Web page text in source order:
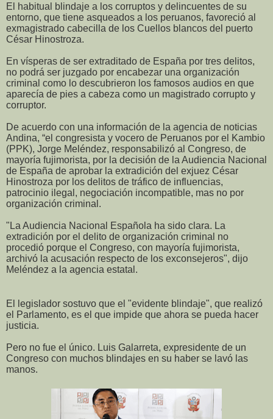
El habitual blindaje a los corruptos y delincuentes de su
entorno, que tiene asqueados a los peruanos, favoreció al
exmagistrado cabecilla de los Cuellos blancos del puerto
César Hinostroza.
En vísperas de ser extraditado de España por tres delitos,
no podrá ser juzgado por encabezar una organización
criminal como lo descubrieron los famosos audios en que
aparecía de pies a cabeza como un magistrado corrupto y
corruptor.
De acuerdo con una información de la agencia de noticias
Andina, “el congresista y vocero de Peruanos por el Kambio
(PPK), Jorge Meléndez, responsabilizó al Congreso, de
mayoría fujimorista, por la decisión de la Audiencia Nacional
de España de aprobar la extradición del exjuez César
Hinostroza por los delitos de tráfico de influencias,
patrocinio ilegal, negociación incompatible, mas no por
organización criminal.
"La Audiencia Nacional Española ha sido clara. La
extradición por el delito de organización criminal no
procedió porque el Congreso, con mayoría fujimorista,
archivó la acusación respecto de los exconsejeros", dijo
Meléndez a la agencia estatal.
El legislador sostuvo que el "evidente blindaje", que realizó
el Parlamento, es el que impide que ahora se pueda hacer
justicia.
Pero no fue el único. Luis Galarreta, expresidente de un
Congreso con muchos blindajes en su haber se lavó las
manos.